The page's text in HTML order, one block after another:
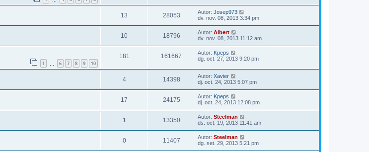
13 28053 Autor: Josep973
dv. nov. 08, 2013 3:34 pm
10 18796 Autor: Albert
dv. nov. 08, 2013 11:12 am
1 6 7 8 9 10
181 161667 Autor: Kpeps
dg. oct. 27, 2013 9:20 pm
4 14398 Autor: Xavier
dj. oct. 24, 2013 5:07 pm
17 24175 Autor: Kpeps
dj. oct. 24, 2013 12:08 pm
1 13350 Autor: Steelman
ds. oct. 19, 2013 11:41 am
0 11407 Autor: Steelman
dg. set. 29, 2013 5:21 pm